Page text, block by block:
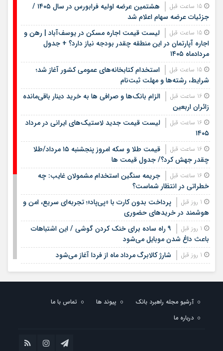
هشتمین عرضه اولیه فرابورس در سال ۱۴۰۵ /
جزئیات عرضه سهام اعلام شد
لیست قیمت اجاره مسکن در یوسف‌آباد | رهن و
اجاره آپارتمان در این منطقه چقدر بودجه نیاز دارد؟ + جدول
مردادماه ۱۴۰۵
استخدام کتابخانه‌های عمومی کشور آغاز شد؛
شرایط، رشته‌ها و مهلت ثبت‌نام
الزام بانک‌ها و صرافی ها به خرید دینار باقی‌مانده
زائران اربعین
لیست قیمت جدید لاستیک‌های ایرانی در مرداد
۱۴۰۵
قیمت طلا و سکه امروز پنجشنبه ۱۵ مرداد/طلا
چقدر جهش کرد؟/ جدول قیمت ها
جریمه سنگین استخدام مشمولان غایب: چه
خطراتی در انتظار شماست؟
پرداخت بدون کارت با «پی‌پاد»؛ تجربه‌ای سریع، امن و
هوشمند در خریدهای حضوری
۹ راه ساده برای خنک کردن گوشی / این اشتباهات
باعث داغ شدن موبایل می‌شود
شارژ کالابرگ مرداد ماه از فردا آغاز می‌شود
1 روز قبل
لیست قیمت اجاره مسکن در شهرک غرب |
اجاره‌نشینی در این منطقه چقدر هزینه دارد؟ + جدول مردادماه
لیست قیمت خرید مسکن در تهرانسر/ قیمت خرید
هر متر آپارتمان در این منطقه چقدر است؟ + جدول
آرشیو مجله راهبرد بانک پیوند ها
تماس با ما
درباره ما